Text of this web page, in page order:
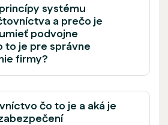
systému
a prečo je
podvojne
je pre správne
firmy?
čo to je a aká je